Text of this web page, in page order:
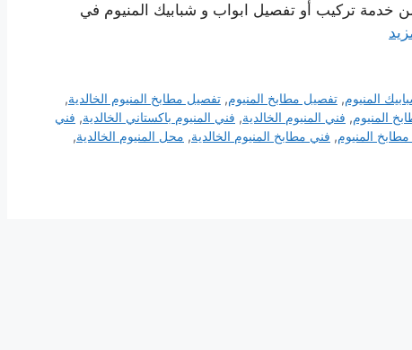
خدمة تركيب أو تفصيل ابواب و شبابيك المنيوم في
المنيوم,تفصيل مطابخ المنيوم,تفصيل مطابخ المنيوم الخالدية,
المنيوم, فني المنيوم الخالدية, فني المنيوم باكستاني الخالدية, فني
المنيوم, فني مطابخ المنيوم الخالدية, محل المنيوم الخالدية,